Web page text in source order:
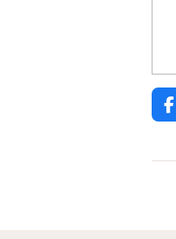
F
a
e